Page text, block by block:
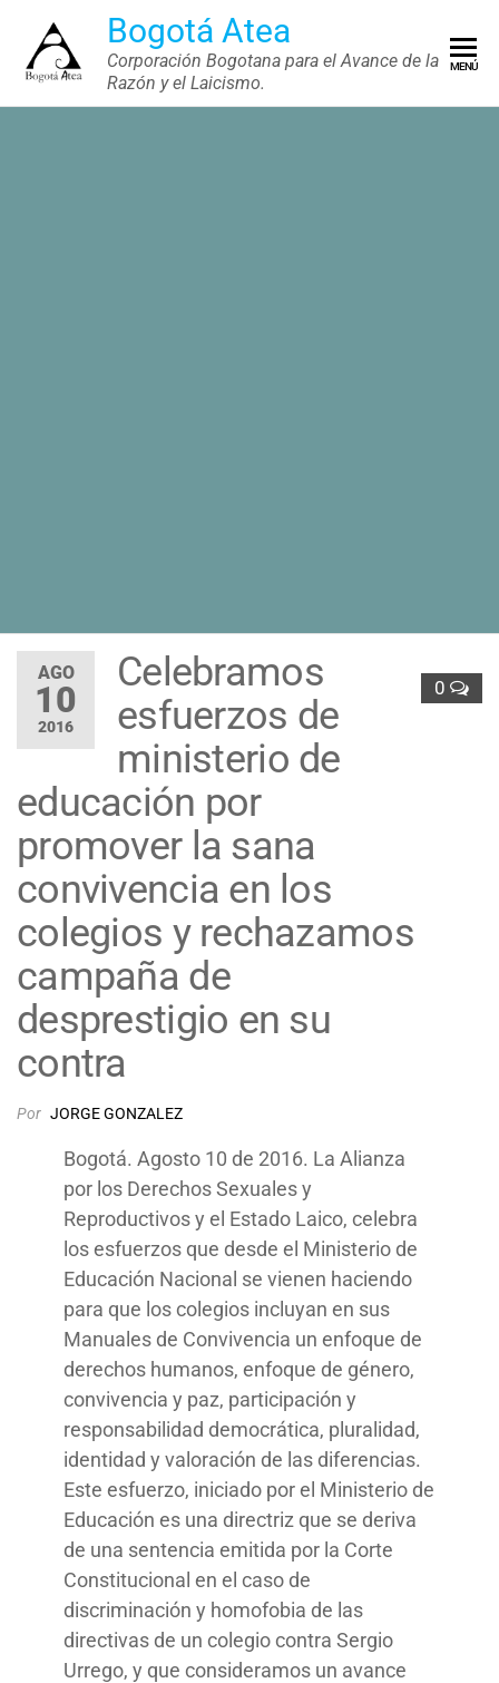
contenido
Bogotá Atea
Corporación Bogotana para el Avance de la
Razón y el Laicismo.
MENÚ
AGO
10
2016
0
Celebramos
esfuerzos de
ministerio de
educación por
promover la sana
convivencia en los
colegios y rechazamos
campaña de
desprestigio en su
contra
Por JORGE GONZALEZ
Bogotá. Agosto 10 de 2016. La Alianza
por los Derechos Sexuales y
Reproductivos y el Estado Laico, celebra
los esfuerzos que desde el Ministerio de
Educación Nacional se vienen haciendo
para que los colegios incluyan en sus
Manuales de Convivencia un enfoque de
derechos humanos, enfoque de género,
convivencia y paz, participación y
responsabilidad democrática, pluralidad,
identidad y valoración de las diferencias.
Este esfuerzo, iniciado por el Ministerio de
Educación es una directriz que se deriva
de una sentencia emitida por la Corte
Constitucional en el caso de
discriminación y homofobia de las
directivas de un colegio contra Sergio
Urrego, y que consideramos un avance